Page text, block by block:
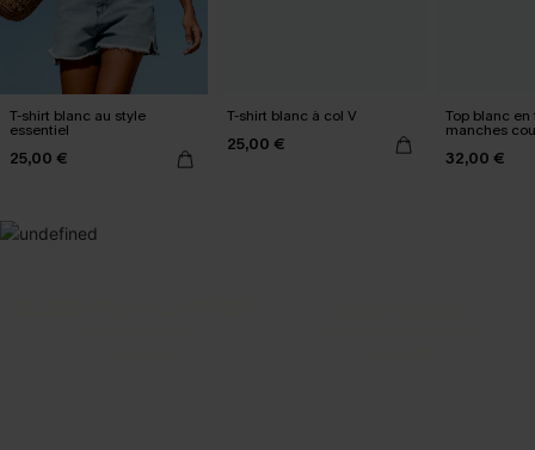
T-shirt blanc au style
essentiel
25,00 €
T-shirt blanc à col V
25,00 €
Top blanc
manches
32,00 €